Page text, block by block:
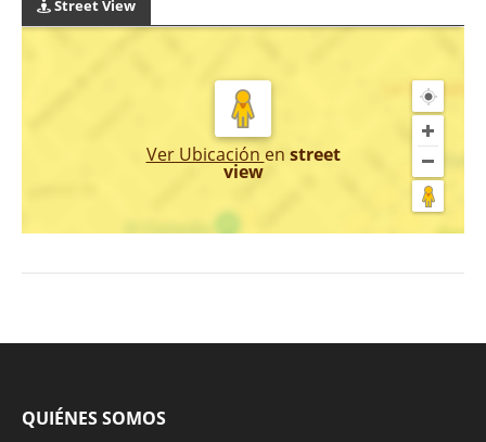
Street View
Ver Ubicación en street
view
QUIÉNES SOMOS